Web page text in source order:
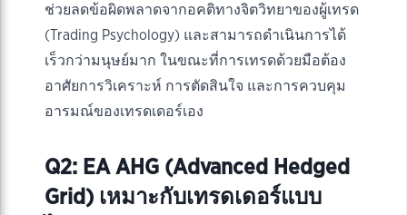
ช่วยลดข้อผิดพลาดจากอคติทางจิตวิทยาของผู้เทรด
(Trading Psychology) และสามารถดำเนินการได้
เร็วกว่ามนุษย์มาก ในขณะที่การเทรดด้วยมือต้อง
อาศัยการวิเคราะห์ การตัดสินใจ และการควบคุม
อารมณ์ของเทรดเดอร์เอง
Q2: EA AHG (Advanced Hedged
Grid) เหมาะกับเทรดเดอร์แบบ